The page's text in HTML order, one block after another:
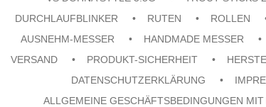
DURCHLAUFBLINKER
RUTEN ROLLEN
AUSNEHM-MESSER
HANDMADE MESSER
VERSAND
PRODUKT-SICHERHEIT
DATENSCHUTZERKLÄRUNG
ALLGEMEINE GESCHÄFTSBEDINGUNGEN